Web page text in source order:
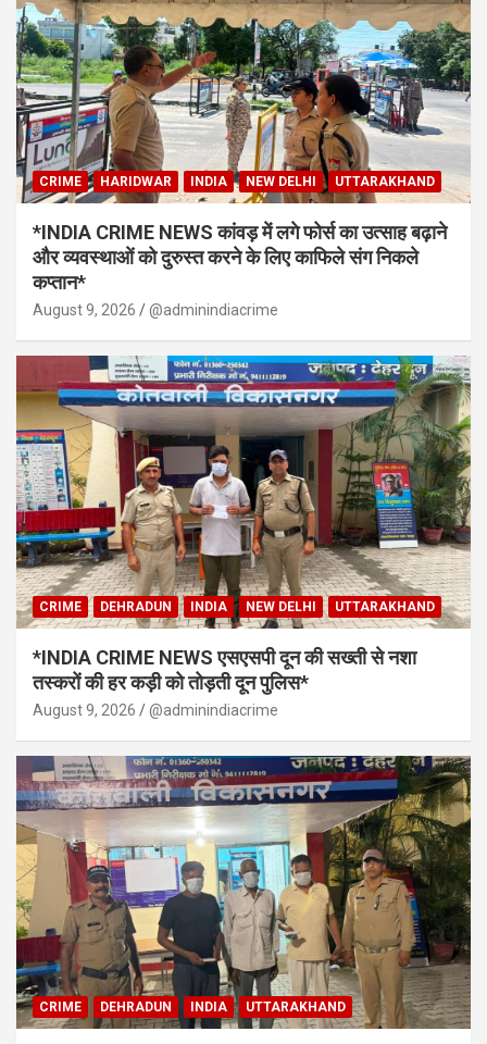
CRIME HARIDWAR INDIA NEW DELHI UTTARAKHAND
*INDIA CRIME NEWS कांवड़ में लगे फोर्स का उत्साह बढ़ाने
और व्यवस्थाओं को दुरुस्त करने के लिए काफिले संग निकले
कप्तान*
August 9, 2026 @adminindiacrime
CRIME DEHRADUN INDIA NEW DELHI UTTARAKHAND
*INDIA CRIME NEWS एसएसपी दून की सख्ती से नशा
तस्करों की हर कड़ी को तोड़ती दून पुलिस*
August 9, 2026 @adminindiacrime
CRIME DEHRADUN INDIA UTTARAKHAND